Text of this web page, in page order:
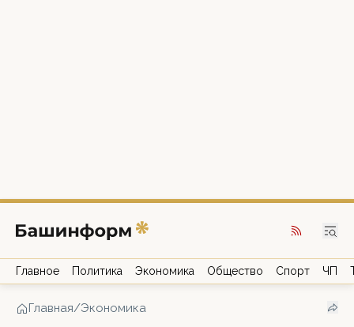
Главное Политика Экономика Общество Спорт ЧП
Главная/Экономика